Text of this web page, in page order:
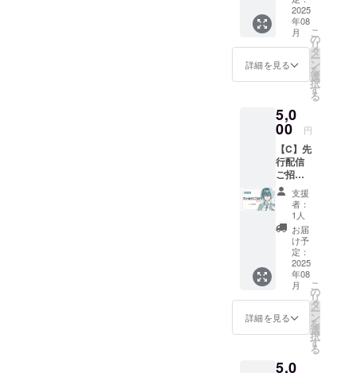
ご記入
くださ
い ※掲
載を希
望され
なし」
とご記
入くだ
さい 掲
載期
間：動
画が存
続する
限り掲
載
お礼ボ
イス10
秒(共通)
□スマホ
壁紙２
種（等
フォル
メ） ※
ご支援
時、備
考欄に
掲載を
希望さ
れるお
名前を
ご記入
くださ
い ※掲
載を希
望され
ない場
合は
「掲載
さい ※
2025
年08
月
詳細を見る
こ
の
リ
タ
ー
ン
を
選
択
す
る
5,0
00 円
【C】先
行配信
ご招待
プラン
■活動報
告の閲
覧 ■ク
レジッ
トの記
載 ■お
礼ボイ
ス10秒
(共通) ■
スマホ
壁紙２
種（等
フォル
支援
者：
1人
お届
け予
定：
2025
年08
月
詳細を見る
こ
の
リ
タ
ー
ン
を
選
択
す
る
5,0